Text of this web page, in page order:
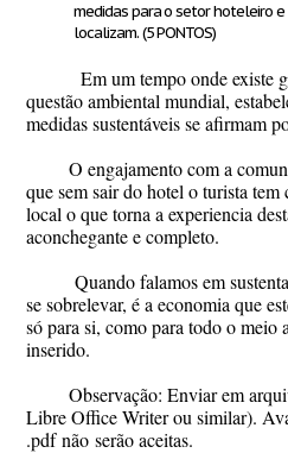
medidas para o setor hoteleiro
localizam.(5 PONTOS)
Em um tempo onde existe
questão ambiental mundial,
medidas sustentáveis se afirmam
O engajamento com a
que sem sair do hotel o turista
local o que torna a experiencia
aconchegante e completo.
Quando falamos em
se sobrelevar, é a economia que
só para si, como para todo o meio
inserido.
Observação: Enviar em
Libre Office Writer ou similar).
.pdf não serão aceitas.